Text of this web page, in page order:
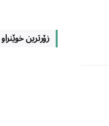
زۆرترین خوێنراو